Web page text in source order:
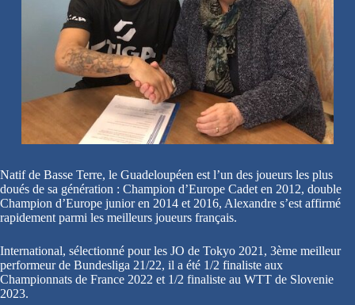
Natif de Basse Terre, le Guadeloupéen est l’un des joueurs les plus
doués de sa génération : Champion d’Europe Cadet en 2012, double
Champion d’Europe junior en 2014 et 2016, Alexandre s’est affirmé
rapidement parmi les meilleurs joueurs français.
International, sélectionné pour les JO de Tokyo 2021, 3ème meilleur
performeur de Bundesliga 21/22, il a été 1/2 finaliste aux
Championnats de France 2022 et 1/2 finaliste au WTT de Slovenie
2023.